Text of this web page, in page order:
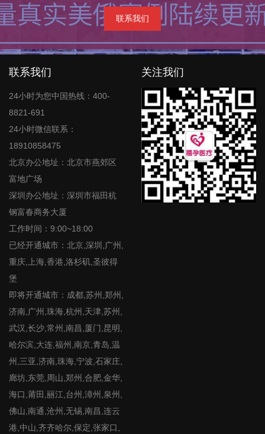
联系我们
联系我们
24小时为您中国热线：400-
8821-691
24小时微信联系：
18910858475
北京办公地址：北京市燕郊区
富地广场
深圳办公地址：深圳市福田杭
钢富春商务大厦
工作时间：9:00~18:00
已经开通城市：北京,深圳,广州,
重庆,上海,香港,洛杉矶,圣彼得
堡
即将开通城市：成都,苏州,郑州,
济南,广州,珠海,杭州,天津,苏州,
武汉,长沙,常州,南昌,厦门,昆明,
哈尔滨,大连,福州,南京,青岛,温
州,三亚,济南,珠海,宁波,石家庄,
廊坊,东莞,周山,郑州,合肥,金华,
海口,莆田,丽江,台州,漳州,泉州,
佛山,南通,沧州,无锡,南昌,连云
港,中山,齐齐哈尔,保定,张家口,
关注我们